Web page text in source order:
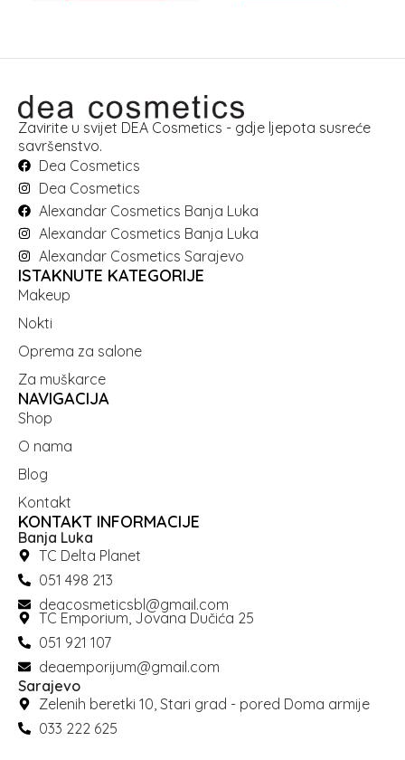
Zavirite u svijet DEA Cosmetics - gdje ljepota susreće
savršenstvo.
Dea Cosmetics
Dea Cosmetics
Alexandar Cosmetics Banja Luka
Alexandar Cosmetics Banja Luka
Alexandar Cosmetics Sarajevo
ISTAKNUTE KATEGORIJE
Makeup
Nokti
Oprema za salone
Za muškarce
NAVIGACIJA
Shop
O nama
Blog
Kontakt
KONTAKT INFORMACIJE
Banja Luka
TC Delta Planet
051 498 213
deacosmeticsbl@gmail.com
TC Emporium, Jovana Dučića 25
051 921 107
deaemporijum@gmail.com
Sarajevo
Zelenih beretki 10, Stari grad - pored Doma armije
033 222 625